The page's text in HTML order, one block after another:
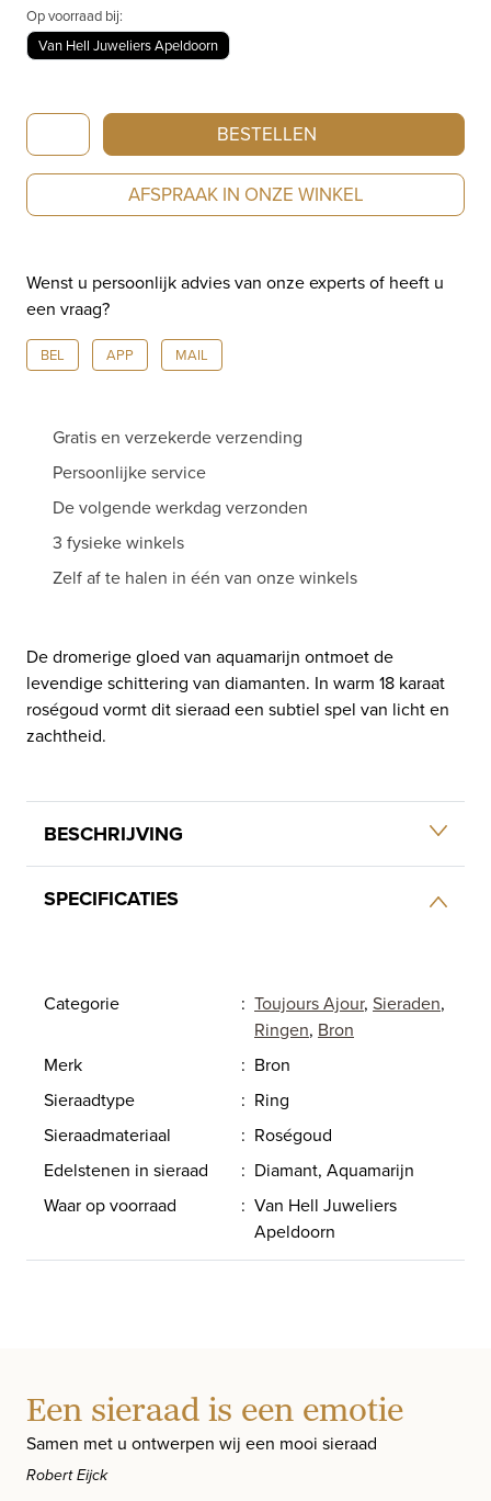
Op voorraad bij:
Van Hell Juweliers Apeldoorn
Bron
Toujours
Ajour
roségouden
aquamarijn
en
diamant
8RR4876AQCBR
BESTELLEN
AFSPRAAK IN ONZE WINKEL
Wenst u persoonlijk advies van onze experts of heeft u
een vraag?
BEL APP MAIL
Gratis en verzekerde verzending
Persoonlijke service
De volgende werkdag verzonden
3 fysieke winkels
Zelf af te halen in één van onze winkels
De dromerige gloed van aquamarijn ontmoet de
levendige schittering van diamanten. In warm 18 karaat
roségoud vormt dit sieraad een subtiel spel van licht en
zachtheid.
BESCHRIJVING
SPECIFICATIES
Categorie : Toujours Ajour, Sieraden,
Ringen, Bron
Merk
: Bron
Sieraadtype
: Ring
Sieraadmateriaal
: Roségoud
Edelstenen in sieraad
: Diamant, Aquamarijn
Waar op voorraad
: Van Hell Juweliers
Apeldoorn
Een sieraad is een emotie
Samen met u ontwerpen wij een mooi sieraad
Robert Eijck